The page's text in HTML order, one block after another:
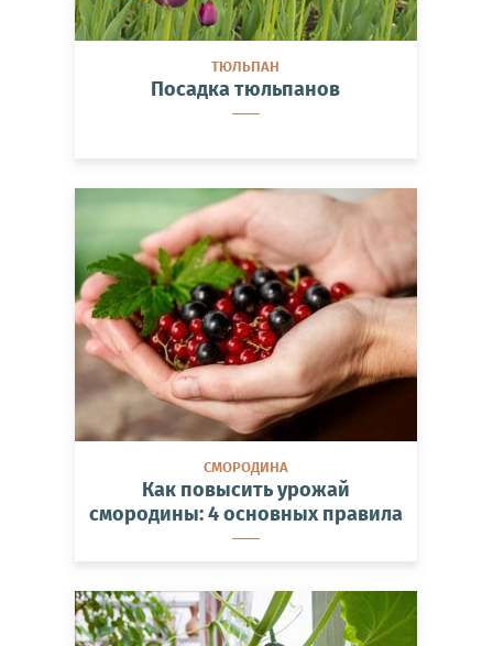
ТЮЛЬПАН
Посадка тюльпанов
СМОРОДИНА
Как повысить урожай
смородины: 4 основных правила